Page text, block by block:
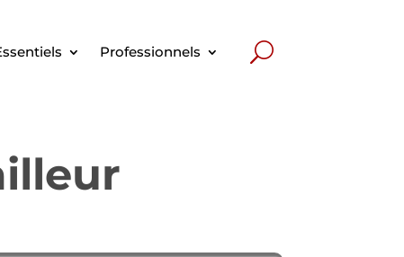
Professionnels